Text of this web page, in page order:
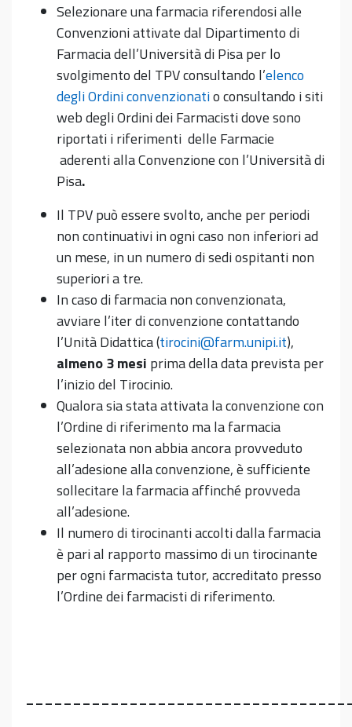
Selezionare una farmacia riferendosi alle
Convenzioni attivate dal Dipartimento di
Farmacia dell’Università di Pisa per lo
svolgimento del TPV consultando l’elenco
degli Ordini convenzionatio consultando i siti
web degli Ordini dei Farmacisti dove sono
riportati i riferimenti delle Farmacie
aderenti alla Convenzione con l’Università di
Pisa.
Il TPV può essere svolto, anche per periodi
non continuativi in ogni caso non inferiori ad
un mese, in un numero di sedi ospitanti non
superiori a tre.
In caso di farmacia non convenzionata,
avviare l’iter di convenzione contattando
l’Unità Didattica (tirocini@farm.unipi.it),
almeno 3 mesi prima della data prevista per
l’inizio del Tirocinio.
Qualora sia stata attivata la convenzione con
l’Ordine di riferimento ma la farmacia
selezionata non abbia ancora provveduto
all’adesione alla convenzione, è sufficiente
sollecitare la farmacia affinché provveda
all’adesione.
Il numero di tirocinanti accolti dalla farmacia
è pari al rapporto massimo di un tirocinante
per ogni farmacista tutor, accreditato presso
l’Ordine dei farmacisti di riferimento.